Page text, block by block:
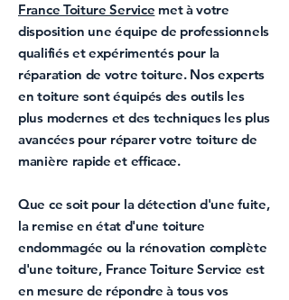
France Toiture Service met à votre
disposition une équipe de professionnels
qualifiés et expérimentés pour la
réparation de votre toiture. Nosexperts
en toiture sont équipés des outils les
plus modernes et des techniques les plus
avancées pour réparer votre toiture de
manière rapide et efficace.
Que ce soit pour ladétection d'une fuite,
la remise en état d'une toiture
endommagée ou la rénovation complète
d'une toiture, France Toiture Service est
en mesure de répondre à tous vos